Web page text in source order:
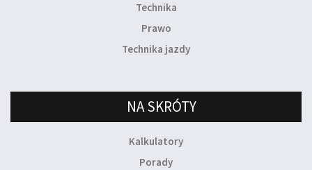
Technika
Prawo
Technika jazdy
NA SKRÓTY
Kalkulatory
Porady